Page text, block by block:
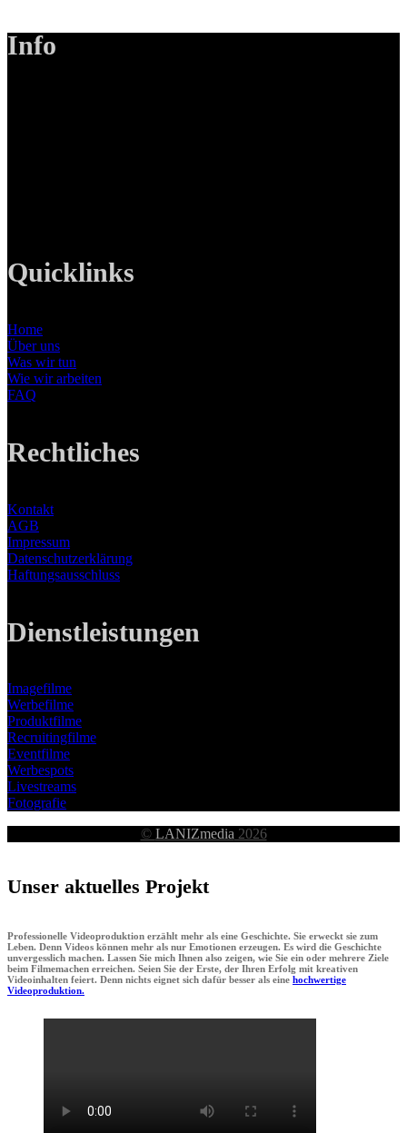
Info
Quicklinks
Home
Über uns
Was wir tun
Wie wir arbeiten
FAQ
Rechtliches
Kontakt
AGB
Impressum
Datenschutzerklärung
Haftungsausschluss
Dienstleistungen
Imagefilme
Werbefilme
Produktfilme
Recruitingfilme
Eventfilme
Werbespots
Livestreams
Fotografie
© LANIZmedia2026
Unser aktuelles Projekt
Professionelle Videoproduktion erzählt mehr als eine Geschichte. Sie erweckt sie zum
Leben. Denn Videos können mehr als nur Emotionen erzeugen. Es wird die Geschichte
unvergesslich machen. Lassen Sie mich Ihnen also zeigen, wie Sie ein oder mehrere Ziele
beim Filmemachen erreichen. Seien Sie der Erste, der Ihren Erfolg mit kreativen
Videoinhalten feiert. Denn nichts eignet sich dafür besser als eine hochwertige
Videoproduktion.